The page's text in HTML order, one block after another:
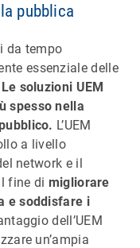
pubblica
da tempo
essenziale delle
Le soluzioni UEM
spesso nella
L’UEM
a livello
network e il
fine di migliorare
e soddisfare i
dell’UEM
un’ampia